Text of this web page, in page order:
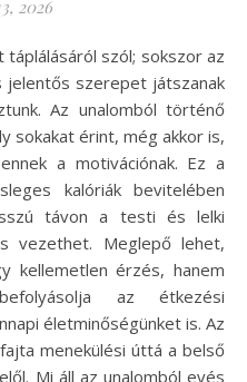
2026
jelentős szerepet játszanak
Az unalomból történő
sokakat érint, még akkor is,
a motivációnak. Ez a
kalóriák bevitelében
távon a testi és lelki
vezethet. Meglepő lehet,
kellemetlen érzés, hanem
az étkezési
életminőségünket is. Az
menekülési úttá a belső
Mi áll az unalomból evés